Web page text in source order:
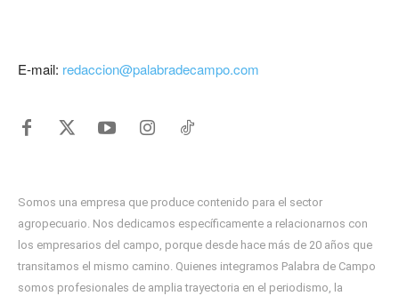
E-mail: redaccion@palabradecampo.com
Somos una empresa que produce contenido para el sector
agropecuario. Nos dedicamos específicamente a relacionarnos con
los empresarios del campo, porque desde hace más de 20 años que
transitamos el mismo camino. Quienes integramos Palabra de Campo
somos profesionales de amplia trayectoria en el periodismo, la